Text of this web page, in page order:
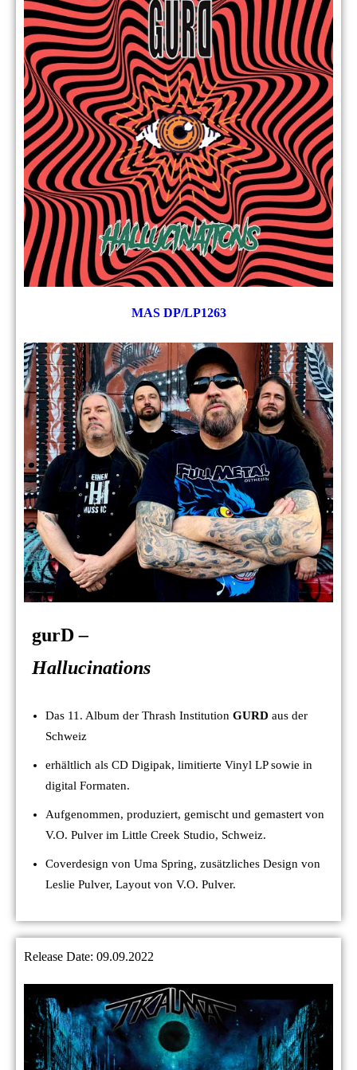
MAS DP/LP1263
gurD–
Hallucinations
Das 11. Album der Thrash Institution GURD aus der
Schweiz
erhältlich als CD Digipak, limitierte Vinyl LP sowie in
digital Formaten.
Aufgenommen, produziert, gemischt und gemastert von
V.O. Pulver im Little Creek Studio, Schweiz.
Coverdesign von Uma Spring, zusätzliches Design von
Leslie Pulver, Layout von V.O. Pulver.
Release Date: 09.09.2022